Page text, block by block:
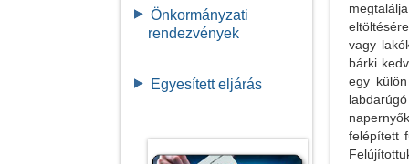
Önkormányzati
rendezvények
Egyesített eljárás
vagy
bárki
egy
felépített